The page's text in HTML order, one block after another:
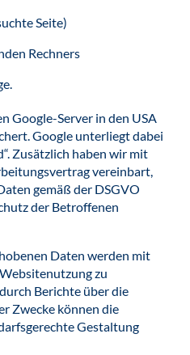
Seite)
Rechners
Google-Server in den USA
Google unterliegt dabei
Zusätzlich haben wir mit
vereinbart,
gemäß der DSGVO
der Betroffenen
Daten werden mit
zu
Berichte über die
Zwecke können die
Gestaltung